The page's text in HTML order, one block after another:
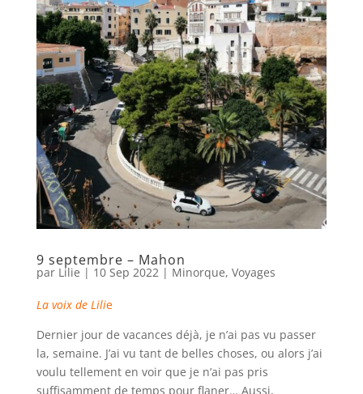
9 septembre – Mahon
par Lilie | 10 Sep 2022| Minorque, Voyages
La voix de Lilie
Dernier jour de vacances déjà, je n’ai pas vu passer
la, semaine. J’ai vu tant de belles choses, ou alors j’ai
voulu tellement en voir que je n’ai pas pris
suffisamment de temps pour flaner… Aussi,